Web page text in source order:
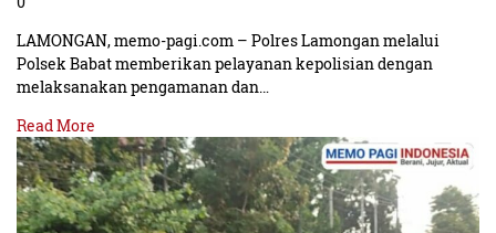
LAMONGAN, memo-pagi.com – Polres Lamongan melalui
Polsek Babat memberikan pelayanan kepolisian dengan
melaksanakan pengamanan dan…
Read More